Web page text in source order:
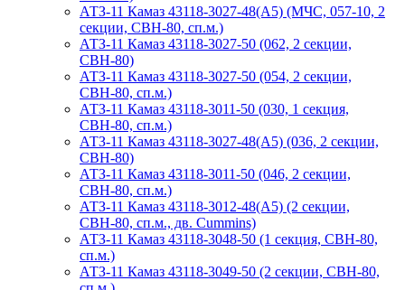
АТЗ-11 Камаз 43118-3027-48(A5) (МЧС, 057-10, 2
секции, СВН-80, сп.м.)
АТЗ-11 Камаз 43118-3027-50 (062, 2 секции,
СВН-80)
АТЗ-11 Камаз 43118-3027-50 (054, 2 секции,
СВН-80, сп.м.)
АТЗ-11 Камаз 43118-3011-50 (030, 1 секция,
СВН-80, сп.м.)
АТЗ-11 Камаз 43118-3027-48(A5) (036, 2 секции,
СВН-80)
АТЗ-11 Камаз 43118-3011-50 (046, 2 секции,
СВН-80, сп.м.)
АТЗ-11 Камаз 43118-3012-48(А5) (2 секции,
СВН-80, сп.м., дв. Cummins)
АТЗ-11 Камаз 43118-3048-50 (1 секция, СВН-80,
сп.м.)
АТЗ-11 Камаз 43118-3049-50 (2 секции, СВН-80,